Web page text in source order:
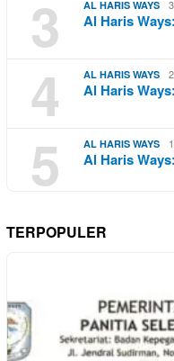
3 AL HARIS WAYS
Al Haris
4 AL HARIS WAYS
Al Haris
5 AL HARIS WAYS
Al Haris
TERPOPULER